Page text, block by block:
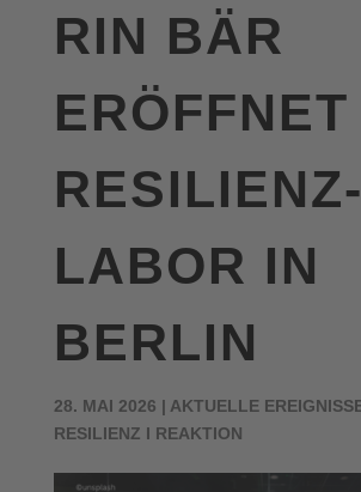
RIN BÄR
ERÖFFNET
RESILIENZ-
LABOR IN
BERLIN
28. MAI 2026 | AKTUELLE
RESILIENZ I REAKTION